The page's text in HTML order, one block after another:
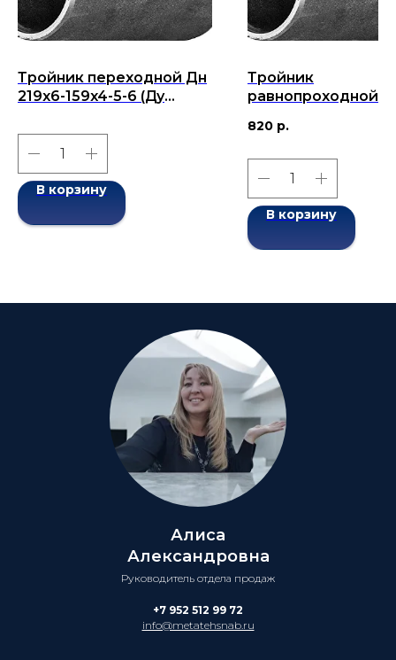
Тройник переходной Дн
219x6-159x4-5-6 (Ду
ГОСТ 17376-2001
В корзину
Тройник
равнопроходной
бесшовный ГОСТ
820 р.
В корзину
Алиса
Александровна
Руководитель отдела продаж
+7 952 512 99 72
info@metatehsnab.ru